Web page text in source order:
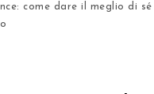
come dare il meglio di sé